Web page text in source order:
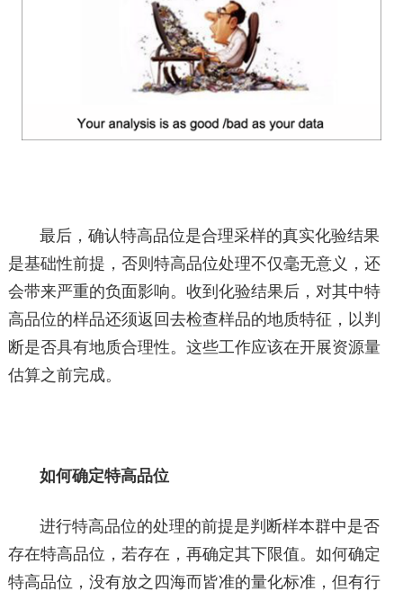
最后，确认特高品位是合理采样的真实化验结果
是基础性前提，否则特高品位处理不仅毫无意义，还
会带来严重的负面影响。收到化验结果后，对其中特
高品位的样品还须返回去检查样品的地质特征，以判
断是否具有地质合理性。这些工作应该在开展资源量
估算之前完成。
如何确定特高品位
进行特高品位的处理的前提是判断样本群中是否
存在特高品位，若存在，再确定其下限值。如何确定
特高品位，没有放之四海而皆准的量化标准，但有行